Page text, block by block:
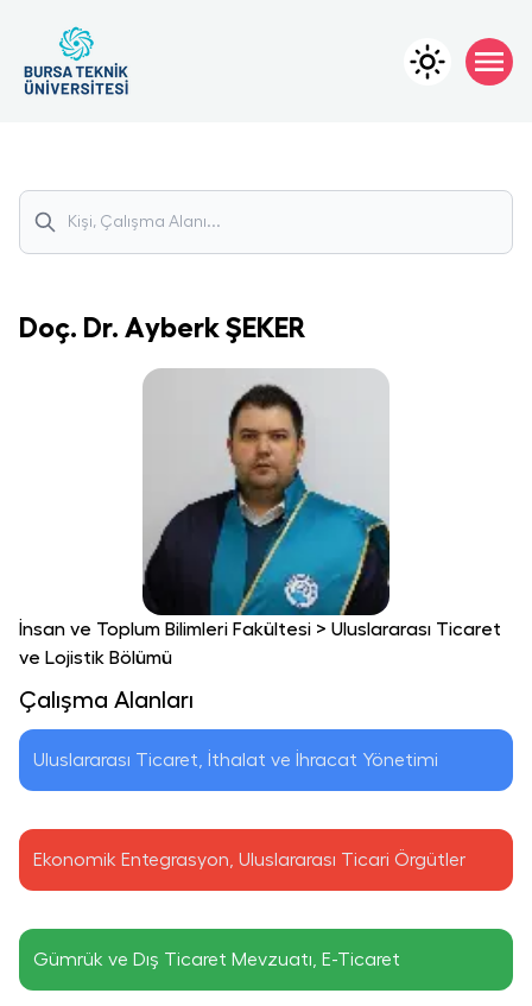
Doç. Dr. Ayberk ŞEKER
İnsan ve Toplum Bilimleri Fakültesi > Uluslararası Ticaret
ve Lojistik Bölümü
Çalışma Alanları
Uluslararası Ticaret, İthalat ve İhracat Yönetimi
Ekonomik Entegrasyon, Uluslararası Ticari Örgütler
Gümrük ve Dış Ticaret Mevzuatı, E-Ticaret